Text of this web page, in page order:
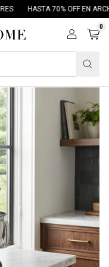
HASTA 70% OFF EN
0